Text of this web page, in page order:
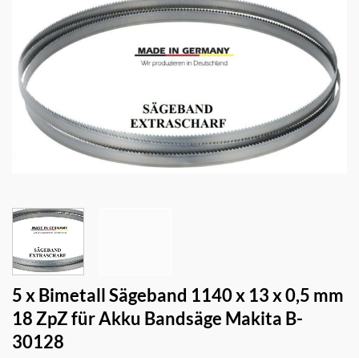
5 x Bimetall Sägeband 1140 x 13 x 0,5 mm
18 ZpZ für Akku Bandsäge Makita B-
30128